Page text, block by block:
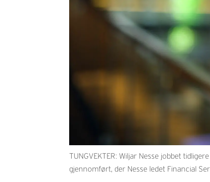
TUNGVEKTER: Wiljar Nesse jobbet
gjennomført, der Nesse ledet Financial